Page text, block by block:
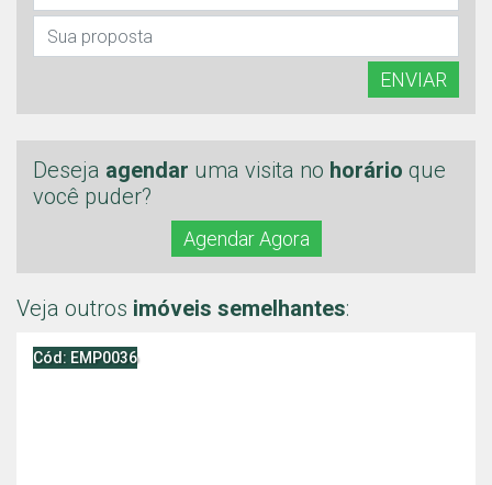
ENVIAR
Deseja agendar uma visita no horário que
você puder?
Agendar Agora
Veja outros imóveis semelhantes:
Cód: EMP0036